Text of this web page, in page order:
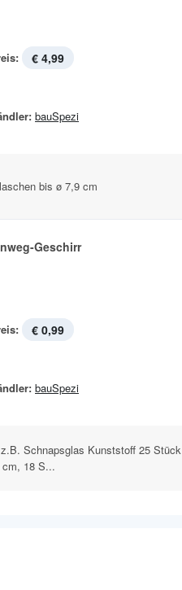
€ 4,99
bauSpezi
bis ø 7,9 cm
Geschirr
€ 0,99
bauSpezi
Schnapsglas Kunststoff 25 Stück
18 S...